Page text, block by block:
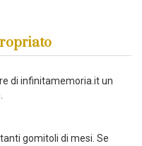
di infinitamemoria.it un
gomitoli di mesi. Se